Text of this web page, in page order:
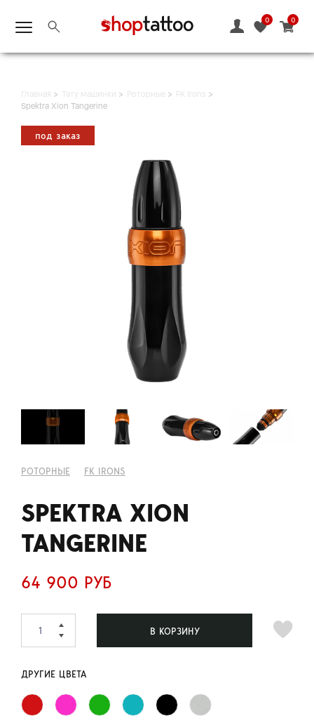
0
0
Главная Тату машинки Роторные
FK Irons
Spektra Xion Tangerine
под заказ
РОТОРНЫЕ FK IRONS
SPEKTRA XION
TANGERINE
64 900 РУБ
В КОРЗИНУ
ДРУГИЕ ЦВЕТА